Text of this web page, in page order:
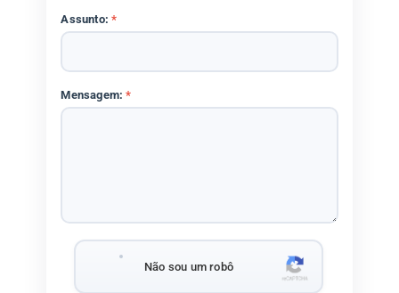
Assunto:*
Mensagem:*
Não sou um robô